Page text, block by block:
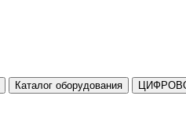
Каталог оборудования